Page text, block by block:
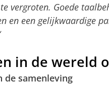
vergroten. Goede
en een gelijkwaardige
in de wereld
de samenleving